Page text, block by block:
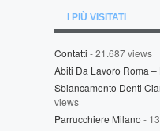
I PIÙ VISITATI
Contatti - 21.687 views
Abiti Da Lavoro Roma
Sbiancamento Denti
views
Parrucchiere Milano -